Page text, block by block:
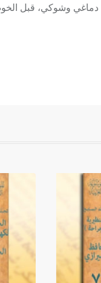
وشوكي، قبل